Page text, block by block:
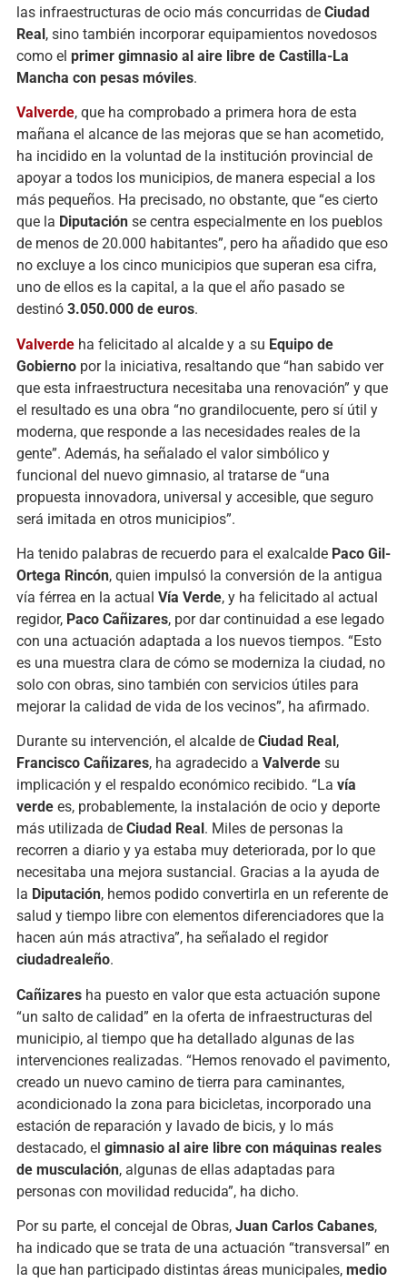
las infraestructuras de ocio más concurridas de Ciudad
Real, sino también incorporar equipamientos novedosos
como el primer gimnasio al aire libre de Castilla-La
Mancha con pesas móviles.
Valverde, que ha comprobado a primera hora de esta
mañana el alcance de las mejoras que se han acometido,
ha incidido en la voluntad de la institución provincial de
apoyar a todos los municipios, de manera especial a los
más pequeños. Ha precisado, no obstante, que “es cierto
que la Diputaciónse centra especialmente en los pueblos
de menos de 20.000 habitantes”, pero ha añadido que eso
no excluye a los cinco municipios que superan esa cifra,
uno de ellos es la capital, a la que el año pasado se
destinó 3.050.000 de euros.
Valverdeha felicitado al alcalde y a su Equipo de
Gobiernopor la iniciativa, resaltando que “han sabido ver
que esta infraestructura necesitaba una renovación” y que
el resultado es una obra “no grandilocuente, pero sí útil y
moderna, que responde a las necesidades reales de la
gente”. Además, ha señalado el valor simbólico y
funcional del nuevo gimnasio, al tratarse de “una
propuesta innovadora, universal y accesible, que seguro
será imitada en otros municipios”.
Ha tenido palabras de recuerdo para el exalcalde Paco Gil-
Ortega Rincón, quien impulsó la conversión de la antigua
vía férrea en la actual Vía Verde, y ha felicitado al actual
regidor, Paco Cañizares, por dar continuidad a ese legado
con una actuación adaptada a los nuevos tiempos. “Esto
es una muestra clara de cómo se moderniza la ciudad, no
solo con obras, sino también con servicios útiles para
mejorar la calidad de vida de los vecinos”, ha afirmado.
Durante su intervención, el alcalde de Ciudad Real ,
Francisco Cañizares, ha agradecido a Valverdesu
implicación y el respaldo económico recibido. “La vía
verdees, probablemente, la instalación de ocio y deporte
más utilizada de Ciudad Real . Miles de personas la
recorren a diario y ya estaba muy deteriorada, por lo que
necesitaba una mejora sustancial. Gracias a la ayuda de
la Diputación, hemos podido convertirla en un referente de
salud y tiempo libre con elementos diferenciadores que la
hacen aún más atractiva”, ha señalado el regidor
ciudadrealeño.
Cañizaresha puesto en valor que esta actuación supone
“un salto de calidad” en la oferta de infraestructuras del
municipio, al tiempo que ha detallado algunas de las
intervenciones realizadas. “Hemos renovado el pavimento,
creado un nuevo camino de tierra para caminantes,
acondicionado la zona para bicicletas, incorporado una
estación de reparación y lavado de bicis, y lo más
destacado, el gimnasio al aire libre con máquinas reales
de musculación, algunas de ellas adaptadas para
personas con movilidad reducida”, ha dicho.
Por su parte, el concejal de Obras, Juan Carlos Cabanes,
ha indicado que se trata de una actuación “transversal” en
la que han participado distintas áreas municipales, medio